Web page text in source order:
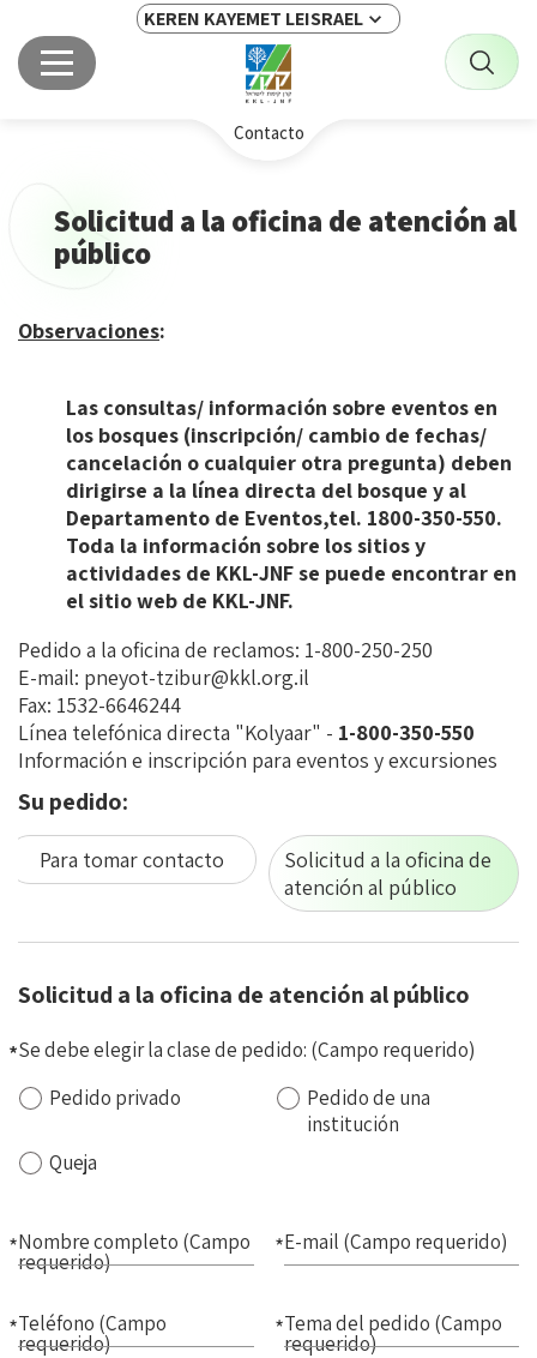
KEREN KAYEMET LEISRAEL
Contacto
Solicitud a la oficina de atención al
público
Observaciones:
Las consultas/ información sobre eventos en
los bosques (inscripción/ cambio de fechas/
cancelación o cualquier otra pregunta) deben
dirigirse a la línea directa del bosque y al
Departamento de Eventos,tel. 1800-350-550.
Toda la información sobre los sitios y
actividades de KKL-JNF se puede encontrar en
elsitio web de KKL-JNF.
Pedido a la oficina de reclamos: 1-800-250-250
E-mail: pneyot-tzibur@kkl.org.il
Fax: 1532-6646244
Línea telefónica directa "Kolyaar" - 1-800-350-550
Información e inscripción para eventos y excursiones
Su pedido:
Para tomar contacto
Solicitud a la oficina de
atención al público
Solicitud a la oficina de atención al público
לפניות
Se debe elegir la clase de pedido: (Campo requerido)
Se
elegir
la
de
pedido:
(Campo
requerido)
Pedido privado
Pedido de una
institución
Queja
Nombre completo (Campo
requerido)
E-mail (Campo requerido)
Teléfono (Campo
requerido)
Tema del pedido (Campo
requerido)